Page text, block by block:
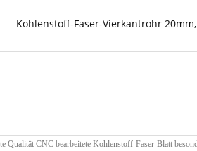
Kohlenstoff-Faser-Vierkantrohr 20mm,